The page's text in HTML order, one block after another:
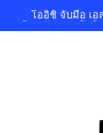
‘GMM
Outdoor-
ของสมเด็จพระเ
ราเทพยวดี กร
โออิชิ จับมือ เ
โลก ด้วยเทคโนโ